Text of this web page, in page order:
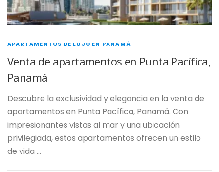
APARTAMENTOS DE LUJO EN PANAMÁ
Venta de apartamentos en Punta Pacífica,
Panamá
Descubre la exclusividad y elegancia en la venta de
apartamentos en Punta Pacífica, Panamá. Con
impresionantes vistas al mar y una ubicación
privilegiada, estos apartamentos ofrecen un estilo
de vida …